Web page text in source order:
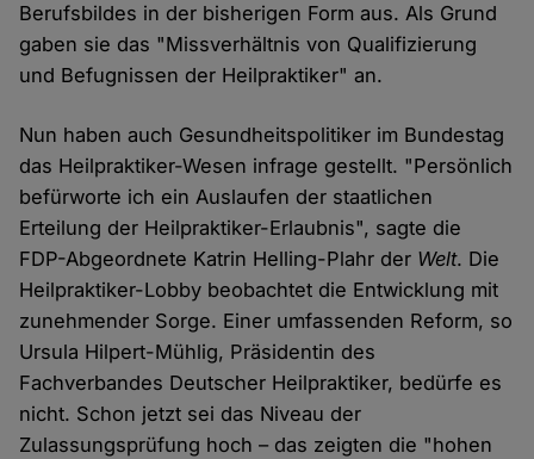
Berufsbildes in der bisherigen Form aus. Als Grund
gaben sie das "Missverhältnis von Qualifizierung
und Befugnissen der Heilpraktiker" an.
Nun haben auch Gesundheitspolitiker im Bundestag
das Heilpraktiker-Wesen infrage gestellt. "Persönlich
befürworte ich ein Auslaufen der staatlichen
Erteilung der Heilpraktiker-Erlaubnis", sagte die
FDP-Abgeordnete Katrin Helling-Plahr der Welt. Die
Heilpraktiker-Lobby beobachtet die Entwicklung mit
zunehmender Sorge. Einer umfassenden Reform, so
Ursula Hilpert-Mühlig, Präsidentin des
Fachverbandes Deutscher Heilpraktiker, bedürfe es
nicht. Schon jetzt sei das Niveau der
Zulassungsprüfung hoch – das zeigten die "hohen